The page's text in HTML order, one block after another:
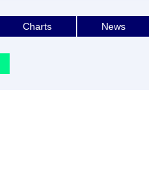
Charts News